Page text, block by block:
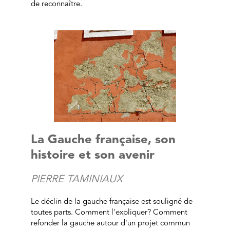
de reconnaître.
La Gauche française, son
histoire et son avenir
PIERRE TAMINIAUX
Le déclin de la gauche française est souligné de
toutes parts. Comment l'expliquer? Comment
refonder la gauche autour d'un projet commun